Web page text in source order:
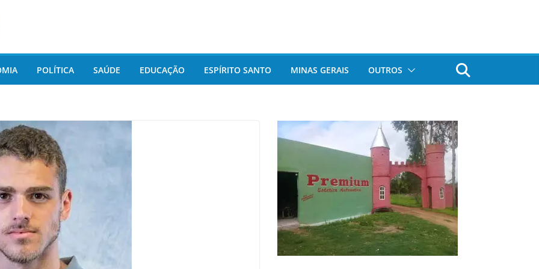
POLÍTICA SAÚDE EDUCAÇÃO ESPÍRITO SANTO MINAS GERAIS OUTROS